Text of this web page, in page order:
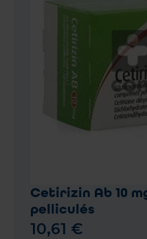
Cetirizin Ab 10
pelliculés
10,61 €